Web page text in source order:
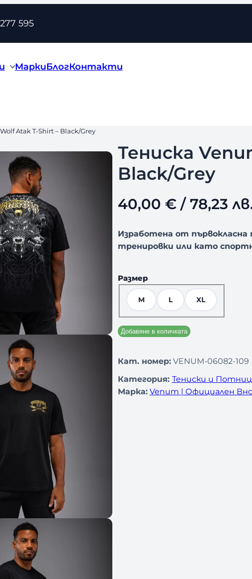
595
МаркиБлогКонтакти
Atak T-Shirt – Black/Grey
Тениска
Black/Grey
40,00 €/ 78,23
Изработена от първокласна
тренировки или като
Размер
M L XL
Добавяне в количката
Кат. номер: VENUM-06082-109
Категория: Тениски и
Марка: Venum | Официален